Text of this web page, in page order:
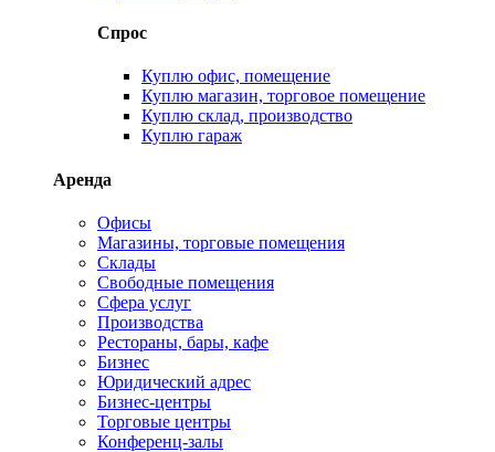
Спрос
Куплю офис, помещение
Куплю магазин, торговое помещение
Куплю склад, производство
Куплю гараж
Аренда
Офисы
Магазины, торговые помещения
Склады
Свободные помещения
Сфера услуг
Производства
Рестораны, бары, кафе
Бизнес
Юридический адрес
Бизнес-центры
Торговые центры
Конференц-залы